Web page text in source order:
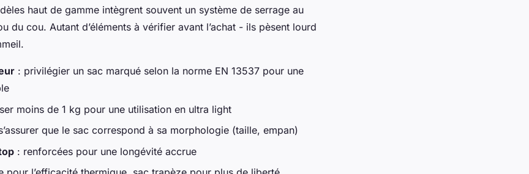
haut de gamme intègrent souvent un système de serrage au
du cou. Autant d’éléments à vérifier avant l’achat - ils pèsent lourd
: privilégier un sac marqué selon la norme EN 13537 pour une
moins de 1 kg pour une utilisation en ultra light
que le sac correspond à sa morphologie (taille, empan)
: renforcées pour une longévité accrue